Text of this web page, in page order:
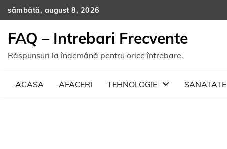
Skip
to
sâmbătă, august 8, 2026
FAQ – Intrebari Frecvente
Răspunsuri la îndemână pentru orice întrebare.
ACASA AFACERI TEHNOLOGIE SANATATE